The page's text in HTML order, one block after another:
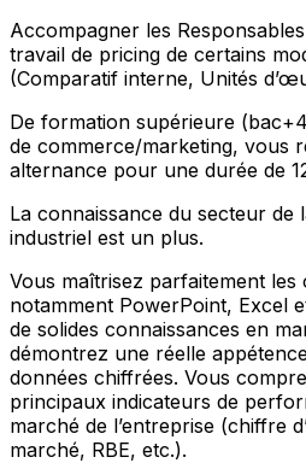
Accompagner les
travail de pricing de certains
(Comparatif interne, Unités
De formation supérieure
de commerce/marketing, vous
alternance pour une durée de
La connaissance du secteur de
industriel est un plus.
Vous maîtrisez parfaitement les
notamment PowerPoint, Excel
de solides connaissances en
démontrez une réelle
données chiffrées. Vous
principaux indicateurs de
marché de l’entreprise (chiffre
marché, RBE, etc.).